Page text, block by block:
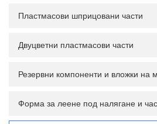
Пластмасови шприцовани части
Двуцветни пластмасови части
Резервни компоненти и вложки на
Форма за леене под налягане и